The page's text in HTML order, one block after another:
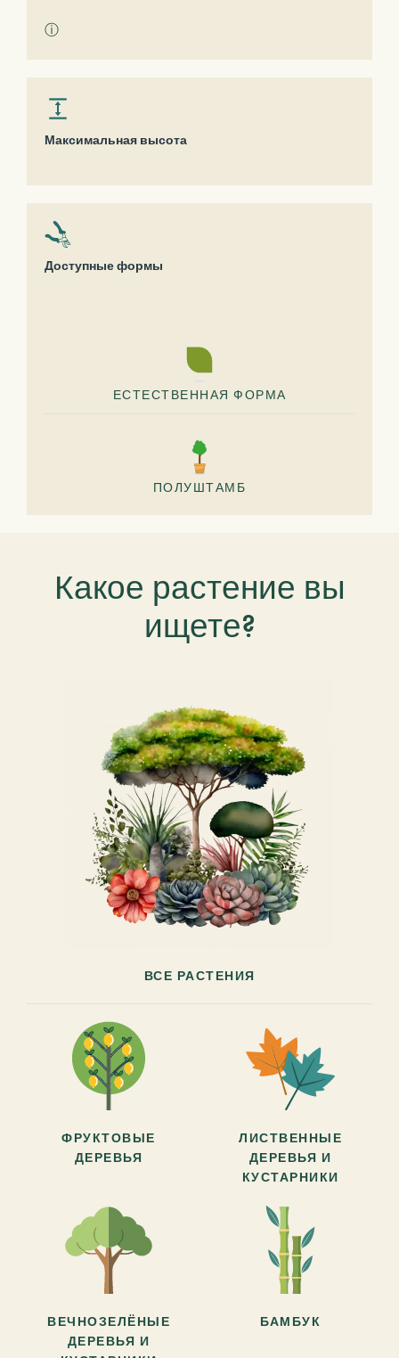
ⓘ
Максимальная высота
Доступные формы
ЕСТЕСТВЕННАЯ ФОРМА
ПОЛУШТАМБ
Какое растение вы
ищете?
ВСЕ РАСТЕНИЯ
ФРУКТОВЫЕ
ДЕРЕВЬЯ
ЛИСТВЕННЫЕ
ДЕРЕВЬЯ И
КУСТАРНИКИ
ВЕЧНОЗЕЛЁНЫЕ
ДЕРЕВЬЯ И
БАМБУК